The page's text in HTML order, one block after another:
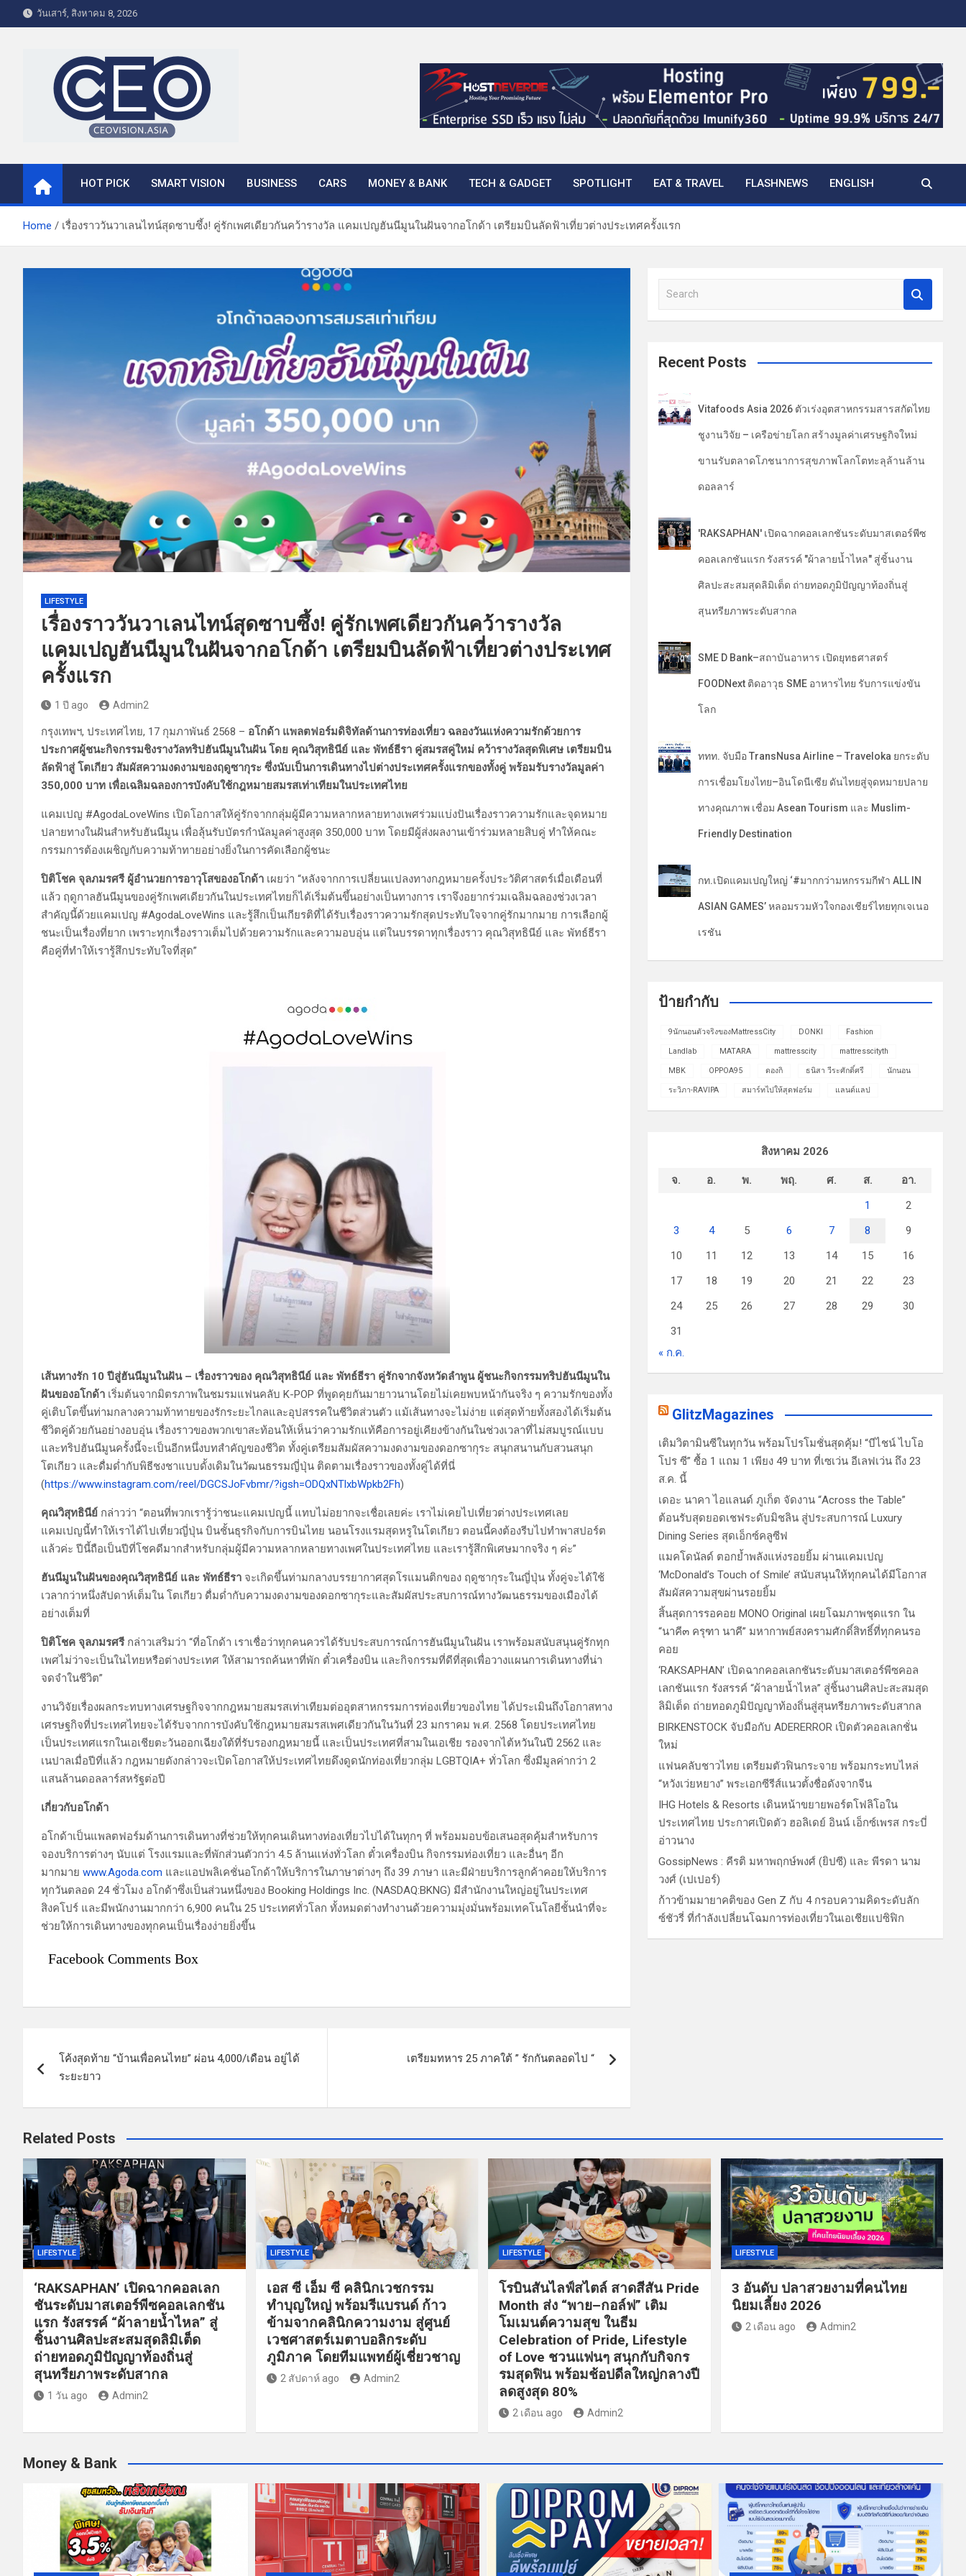
k
n
วันเสาร์, สิงหาคม 8, 2026
CEO VISION.ASIA
HOT PICK SMART VISION BUSINESS CARS MONEY & BANK TECH & GADGET SPOTLIGHT EAT & TRAVEL FLASHNEWS ENGLISH
Home เรื่องราววันวาเลนไทน์สุดซาบซึ้ง! คู่รักเพศเดียวกันคว้ารางวัล แคมเปญฮันนีมูนในฝันจากอโกด้า เตรียมบินลัดฟ้าเที่ยวต่างประเทศครั้งแรก
LIFESTYLE
เรื่องราววันวาเลนไทน์สุดซาบซึ้ง! คู่รักเพศเดียวกันคว้ารางวัล
แคมเปญฮันนีมูนในฝันจากอโกด้า เตรียมบินลัดฟ้าเที่ยวต่างประเทศ
ครั้งแรก
1 ปี ago Admin2
กรุงเทพฯ, ประเทศไทย, 17 กุมภาพันธ์ 2568 – อโกด้า แพลตฟอร์มดิจิทัลด้านการท่องเที่ยว ฉลองวันแห่งความรักด้วยการ
ประกาศผู้ชนะกิจกรรมชิงรางวัลทริปฮันนีมูนในฝัน โดย คุณวิสุทธินีย์ และ พัทธ์ธีรา คู่สมรสคู่ใหม่ คว้ารางวัลสุดพิเศษ เตรียมบิน
ลัดฟ้าสู่ โตเกียว สัมผัสความงดงามของฤดูซากุระ ซึ่งนับเป็นการเดินทางไปต่างประเทศครั้งแรกของทั้งคู่ พร้อมรับรางวัลมูลค่า
350,000 บาท เพื่อเฉลิมฉลองการบังคับใช้กฎหมายสมรสเท่าเทียมในประเทศไทย
แคมเปญ #AgodaLoveWins เปิดโอกาสให้คู่รักจากกลุ่มผู้มีความหลากหลายทางเพศร่วมแบ่งปันเรื่องราวความรักและจุดหมาย
ปลายทางในฝันสำหรับฮันนีมูน เพื่อลุ้นรับบัตรกำนัลมูลค่าสูงสุด 350,000 บาท โดยมีผู้ส่งผลงานเข้าร่วมหลายสิบคู่ ทำให้คณะ
กรรมการต้องเผชิญกับความท้าทายอย่างยิ่งในการคัดเลือกผู้ชนะ
ปิติโชค จุลภมรศรี ผู้อำนวยการอาวุโสของอโกด้า เผยว่า “หลังจากการเปลี่ยนแปลงทางกฎหมายครั้งประวัติศาสตร์เมื่อเดือนที่
แล้ว ฤดูกาลฮันนีมูนของคู่รักเพศเดียวกันในประเทศไทยก็ได้เริ่มต้นขึ้นอย่างเป็นทางการ เราจึงอยากร่วมเฉลิมฉลองช่วงเวลา
สำคัญนี้ด้วยแคมเปญ #AgodaLoveWins และรู้สึกเป็นเกียรติที่ได้รับเรื่องราวความรักสุดประทับใจจากคู่รักมากมาย การเลือกผู้
ชนะเป็นเรื่องที่ยาก เพราะทุกเรื่องราวเต็มไปด้วยความรักและความอบอุ่น แต่ในบรรดาทุกเรื่องราว คุณวิสุทธินีย์ และ พัทธ์ธีรา
คือคู่ที่ทำให้เรารู้สึกประทับใจที่สุด”
เส้นทางรัก 10 ปีสู่ฮันนีมูนในฝัน – เรื่องราวของ คุณวิสุทธินีย์ และ พัทธ์ธีรา คู่รักจากจังหวัดลำพูน ผู้ชนะกิจกรรมทริปฮันนีมูนใน
ฝันของอโกด้า เริ่มต้นจากมิตรภาพในชมรมแฟนคลับ K-POP ที่พูดคุยกันมายาวนานโดยไม่เคยพบหน้ากันจริง ๆ ความรักของทั้ง
คู่เติบโตขึ้นท่ามกลางความท้าทายของรักระยะไกลและอุปสรรคในชีวิตส่วนตัว แม้เส้นทางจะไม่ง่าย แต่สุดท้ายทั้งสองได้เริ่มต้น
ชีวิตคู่ด้วยกันอย่างอบอุ่น เรื่องราวของพวกเขาสะท้อนให้เห็นว่าความรักแท้คือการอยู่เคียงข้างกันในช่วงเวลาที่ไม่สมบูรณ์แบบ
และทริปฮันนีมูนครั้งนี้จะเป็นอีกหนึ่งบทสำคัญของชีวิต ทั้งคู่เตรียมสัมผัสความงดงามของดอกซากุระ สนุกสนานกับสวนสนุก
โตเกียว และดื่มด่ำกับพิธีชงชาแบบดั้งเดิมในวัฒนธรรมญี่ปุ่น ติดตามเรื่องราวของทั้งคู่ได้ที่นี่
(https://www.instagram.com/reel/DGCSJoFvbmr/?igsh=ODQxNTlxbWpkb2Fh)
คุณวิสุทธินีย์ กล่าวว่า “ตอนที่พวกเรารู้ว่าชนะแคมเปญนี้ แทบไม่อยากจะเชื่อเลยค่ะ เราไม่เคยไปเที่ยวต่างประเทศเลย
แคมเปญนี้ทำให้เราได้ไปเที่ยวญี่ปุ่น บินชั้นธุรกิจกับการบินไทย นอนโรงแรมสุดหรูในโตเกียว ตอนนี้คงต้องรีบไปทำพาสปอร์ต
แล้วค่ะ ปีนี้ถือเป็นปีที่โชคดีมากสำหรับกลุ่มผู้มีความหลากหลายทางเพศในประเทศไทย และเรารู้สึกพิเศษมากจริง ๆ ค่ะ”
ฮันนีมูนในฝันของคุณวิสุทธินีย์ และ พัทธ์ธีรา จะเกิดขึ้นท่ามกลางบรรยากาศสุดโรแมนติกของ ฤดูซากุระในญี่ปุ่น ทั้งคู่จะได้ใช้
เวลากว่าหนึ่งสัปดาห์เต็มใน โตเกียว ดื่มด่ำกับความงดงามของดอกซากุระและสัมผัสประสบการณ์ทางวัฒนธรรมของเมืองได้
อย่างเต็มที่
ปิติโชค จุลภมรศรีกล่าวเสริมว่า “ที่อโกด้า เราเชื่อว่าทุกคนควรได้รับประสบการณ์การฮันนีมูนในฝัน เราพร้อมสนับสนุนคู่รักทุก
เพศไม่ว่าจะเป็นในไทยหรือต่างประเทศ ให้สามารถค้นหาที่พัก ตั๋วเครื่องบิน และกิจกรรมที่ดีที่สุดเพื่อวางแผนการเดินทางที่น่า
จดจำในชีวิต”
งานวิจัยเรื่องผลกระทบทางเศรษฐกิจจากกฎหมายสมรสเท่าเทียมต่ออุตสาหกรรมการท่องเที่ยวของไทย ได้ประเมินถึงโอกาสทาง
เศรษฐกิจที่ประเทศไทยจะได้รับจากการบังคับใช้กฎหมายสมรสเพศเดียวกันในวันที่ 23 มกราคม พ.ศ. 2568 โดยประเทศไทย
เป็นประเทศแรกในเอเชียตะวันออกเฉียงใต้ที่รับรองกฎหมายนี้ และเป็นประเทศที่สามในเอเชีย รองจากไต้หวันในปี 2562 และ
เนปาลเมื่อปีที่แล้ว กฎหมายดังกล่าวจะเปิดโอกาสให้ประเทศไทยดึงดูดนักท่องเที่ยวกลุ่ม LGBTQIA+ ทั่วโลก ซึ่งมีมูลค่ากว่า 2
แสนล้านดอลลาร์สหรัฐต่อปี
เกี่ยวกับอโกด้า
อโกด้าเป็นแพลตฟอร์มด้านการเดินทางที่ช่วยให้ทุกคนเดินทางท่องเที่ยวไปได้ในทุกๆ ที่ พร้อมมอบข้อเสนอสุดคุ้มสำหรับการ
จองบริการต่างๆ นับแต่ โรงแรมและที่พักส่วนตัวกว่า 4.5 ล้านแห่งทั่วโลก ตั๋วเครื่องบิน กิจกรรมท่องเที่ยว และอื่นๆ อีก
มากมาย www.Agoda.com และแอปพลิเคชั่นอโกด้าให้บริการในภาษาต่างๆ ถึง 39 ภาษา และมีฝ่ายบริการลูกค้าคอยให้บริการ
ทุกวันตลอด 24 ชั่วโมง อโกด้าซึ่งเป็นส่วนหนึ่งของ Booking Holdings Inc. (NASDAQ:BKNG) มีสำนักงานใหญ่อยู่ในประเทศ
สิงคโปร์ และมีพนักงานมากกว่า 6,900 คนใน 25 ประเทศทั่วโลก ทั้งหมดต่างทำงานด้วยความมุ่งมั่นพร้อมเทคโนโลยีชั้นนำที่จะ
ช่วยให้การเดินทางของทุกคนเป็นเรื่องง่ายยิ่งขึ้น
Facebook Comments Box
น
ะ
แ
น
ว
เ
รื่
อ
โค้งสุดท้าย “บ้านเพื่อคนไทย” ผ่อน 4,000/เดือน อยู่ได้
ระยะยาว
เตรียมทหาร 25 ภาคใต้ ” รักกันตลอดไป “
a
c
Recent Posts
Vitafoods Asia 2026 ตัวเร่งอุตสาหกรรมสารสกัดไทย
ชูงานวิจัย – เครือข่ายโลก สร้างมูลค่าเศรษฐกิจใหม่
ขานรับตลาดโภชนาการสุขภาพโลกโตทะลุล้านล้าน
ดอลลาร์
'RAKSAPHAN' เปิดฉากคอลเลกชันระดับมาสเตอร์พีซ
คอลเลกชันแรก รังสรรค์ "ผ้าลายน้ำไหล" สู่ชิ้นงาน
ศิลปะสะสมสุดลิมิเต็ด ถ่ายทอดภูมิปัญญาท้องถิ่นสู่
สุนทรียภาพระดับสากล
SME D Bank–สถาบันอาหาร เปิดยุทธศาสตร์
FOODNext ติดอาวุธ SME อาหารไทย รับการแข่งขัน
โลก
ททท. จับมือ TransNusa Airline – Traveloka ยกระดับ
การเชื่อมโยงไทย–อินโดนีเซีย ดันไทยสู่จุดหมายปลาย
ทางคุณภาพ เชื่อม Asean Tourism และ Muslim-
Friendly Destination
กท.เปิดแคมเปญใหญ่ ‘#มากกว่ามหกรรมกีฬา ALL IN
ASIAN GAMES’ หลอมรวมหัวใจกองเชียร์ไทยทุกเจเนอ
เรชัน
ป้ายกำกับ
9นักนอนตัวจริงของMattressCity DONKI Fashion
Landlab MATARA mattresscity mattresscityth
MBK OPPOA95 ดองกิ ธนิสา วีระศักดิ์ศรี นักนอน
ระวิภา-RAVIPA สมาร์ทไปให้สุดฟอร์ม แลนด์แลป
สิงหาคม 2026
จ. อ. พ. พฤ. ศ. ส.
อา.
1
2
3
4 5 6 7 8
9
10
11 12 13 14 15
16
17
18 19 20 21 22
23
24
25 26 27 28 29
30
31
« ก.ค.
GlitzMagazines
เติมวิตามินซีในทุกวัน พร้อมโปรโมชั่นสุดคุ้ม! “บีไชน์ ไบโอ
โปร ซี” ซื้อ 1 แถม 1 เพียง 49 บาท ที่เซเว่น อีเลฟเว่น ถึง 23
ส.ค. นี้
เดอะ นาคา ไอแลนด์ ภูเก็ต จัดงาน “Across the Table”
ต้อนรับสุดยอดเชฟระดับมิชลิน สู่ประสบการณ์ Luxury
Dining Series สุดเอ็กซ์คลูซีฟ
แมคโดนัลด์ ตอกย้ำพลังแห่งรอยยิ้ม ผ่านแคมเปญ
‘McDonald’s Touch of Smile’ สนับสนุนให้ทุกคนได้มีโอกาส
สัมผัสความสุขผ่านรอยยิ้ม
สิ้นสุดการรอคอย MONO Original เผยโฉมภาพชุดแรก ใน
“นาคี๓ ครุฑา นาคี” มหากาพย์สงครามศักดิ์สิทธิ์ที่ทุกคนรอ
คอย
‘RAKSAPHAN’ เปิดฉากคอลเลกชันระดับมาสเตอร์พีซคอล
เลกชันแรก รังสรรค์ “ผ้าลายน้ำไหล” สู่ชิ้นงานศิลปะสะสมสุด
ลิมิเต็ด ถ่ายทอดภูมิปัญญาท้องถิ่นสู่สุนทรียภาพระดับสากล
BIRKENSTOCK จับมือกับ ADERERROR เปิดตัวคอลเลกชั่น
ใหม่
แฟนคลับชาวไทย เตรียมตัวฟินกระจาย พร้อมกระทบไหล่
“หวังเว่ยหยาง” พระเอกซีรีส์แนวตั้งชื่อดังจากจีน
IHG Hotels & Resorts เดินหน้าขยายพอร์ตโฟลิโอใน
ประเทศไทย ประกาศเปิดตัว ฮอลิเดย์ อินน์ เอ็กซ์เพรส กระบี่
อ่าวนาง
GossipNews : คีรติ มหาพฤกษ์พงศ์ (ยิปซี) และ พีรดา นาม
วงศ์ (เปเปอร์)
ก้าวข้ามมายาคติของ Gen Z กับ 4 กรอบความคิดระดับลัก
ซ์ชัวรี่ ที่กำลังเปลี่ยนโฉมการท่องเที่ยวในเอเชียแปซิฟิก
Related Posts
LIFESTYLE
‘RAKSAPHAN’ เปิดฉากคอลเลก
ชันระดับมาสเตอร์พีซคอลเลกชัน
แรก รังสรรค์ “ผ้าลายน้ำไหล” สู่
ชิ้นงานศิลปะสะสมสุดลิมิเต็ด
ถ่ายทอดภูมิปัญญาท้องถิ่นสู่
สุนทรียภาพระดับสากล
1 วัน ago Admin2
LIFESTYLE
เอส ซี เอ็ม ซี คลินิกเวชกรรม
ทำบุญใหญ่ พร้อมรีแบรนด์ ก้าว
ข้ามจากคลินิกความงาม สู่ศูนย์
เวชศาสตร์เมตาบอลิกระดับ
ภูมิภาค โดยทีมแพทย์ผู้เชี่ยวชาญ
2 สัปดาห์ ago Admin2
LIFESTYLE
โรบินสันไลฟ์สไตล์ สาดสีสัน Pride
Month ส่ง “พาย–กอล์ฟ” เติม
โมเมนต์ความสุข ในธีม
Celebration of Pride, Lifestyle
of Love ชวนแฟนๆ สนุกกับกิจกร
รมสุดฟิน พร้อมช้อปดีลใหญ่กลางปี
ลดสูงสุด 80%
2 เดือน ago Admin2
LIFESTYLE
3 อันดับ ปลาสวยงามที่คนไทย
นิยมเลี้ยง 2026
2 เดือน ago Admin2
Money & Bank